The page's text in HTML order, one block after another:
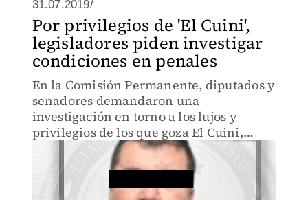
31.07.2019/
Por privilegios de 'El Cuini',
legisladores piden investigar
condiciones en penales
En la Comisión Permanente, diputados y
senadores demandaron una
investigación en torno a los lujos y
privilegios de los que goza El Cuini,
número dos del Cártel Jalisco Nueva
Generación, en el reclusorio Norte.